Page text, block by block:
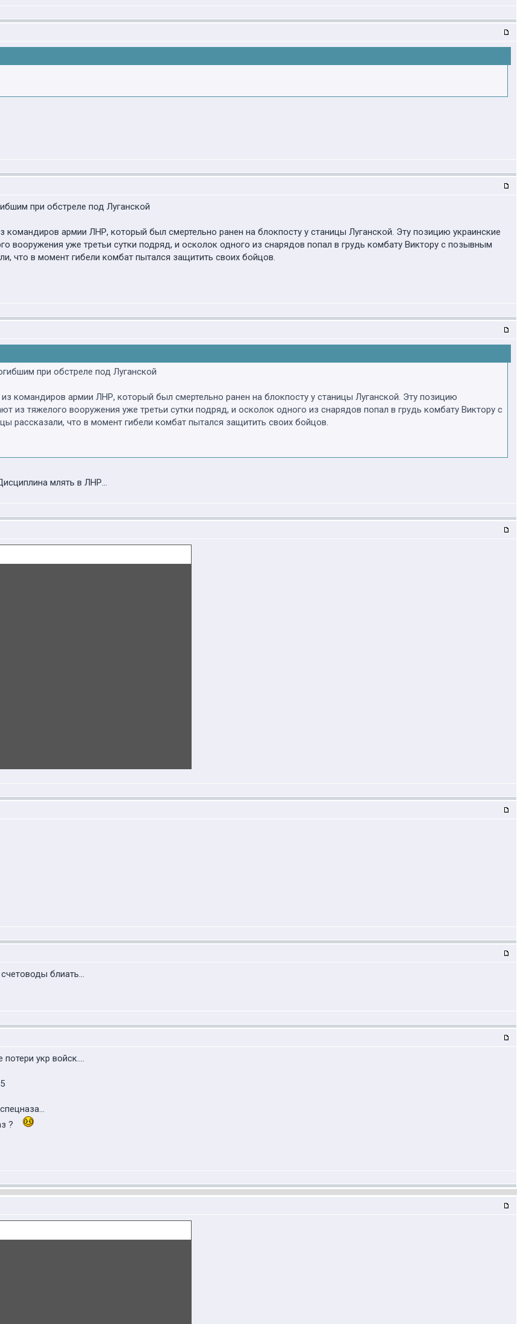
при обстреле под Луганской
командиров армии ЛНР, который был смертельно ранен на блокпосту у станицы Луганской. Эту позицию украинские
вооружения уже третьи сутки подряд, и осколок одного из снарядов попал в грудь комбату Виктору с позывным
что в момент гибели комбат пытался защитить своих бойцов.
при обстреле под Луганской
командиров армии ЛНР, который был смертельно ранен на блокпосту у станицы Луганской. Эту позицию
из тяжелого вооружения уже третьи сутки подряд, и осколок одного из снарядов попал в грудь комбату Виктору с
рассказали, что в момент гибели комбат пытался защитить своих бойцов.
млять в ЛНР...
блиать...
укр войск....
?